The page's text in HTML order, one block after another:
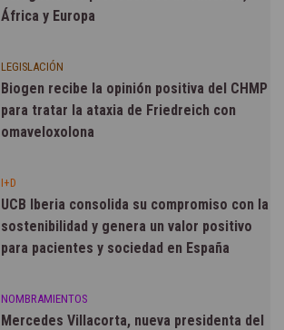
África y Europa
LEGISLACIÓN
Biogen recibe la opinión positiva del CHMP
para tratar la ataxia de Friedreich con
omaveloxolona
I+D
UCB Iberia consolida su compromiso con la
sostenibilidad y genera un valor positivo
para pacientes y sociedad en España
NOMBRAMIENTOS
Mercedes Villacorta, nueva presidenta del